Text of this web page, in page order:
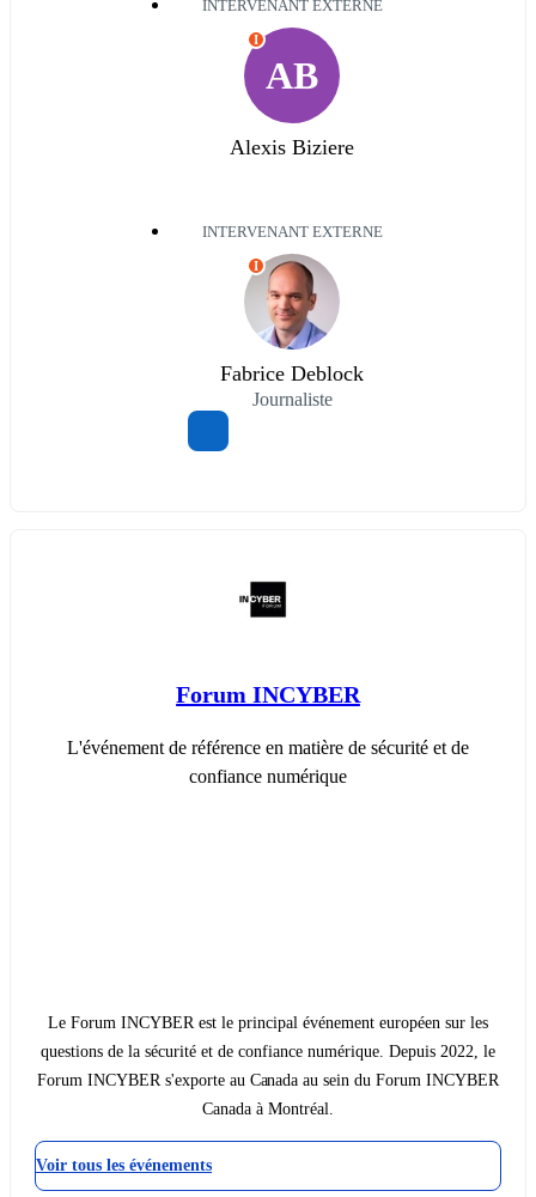
INTERVENANT EXTERNE
AB
I
Alexis Biziere
INTERVENANT EXTERNE
I
Fabrice Deblock
Journaliste
Forum INCYBER
L'événement de référence en matière de sécurité et de
confiance numérique
Le Forum INCYBER est le principal événement européen sur les
questions de la sécurité et de confiance numérique. Depuis 2022, le
Forum INCYBER s'exporte au Canada au sein du Forum INCYBER
Canada à Montréal.
Voir tous les événements